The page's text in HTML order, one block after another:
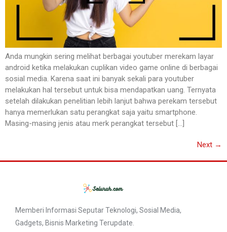
Anda mungkin sering melihat berbagai youtuber merekam layar
android ketika melakukan cuplikan video game online di berbagai
sosial media. Karena saat ini banyak sekali para youtuber
melakukan hal tersebut untuk bisa mendapatkan uang. Ternyata
setelah dilakukan penelitian lebih lanjut bahwa perekam tersebut
hanya memerlukan satu perangkat saja yaitu smartphone.
Masing-masing jenis atau merk perangkat tersebut […]
Next →
Memberi Informasi Seputar Teknologi, Sosial Media,
Gadgets, Bisnis Marketing Terupdate.